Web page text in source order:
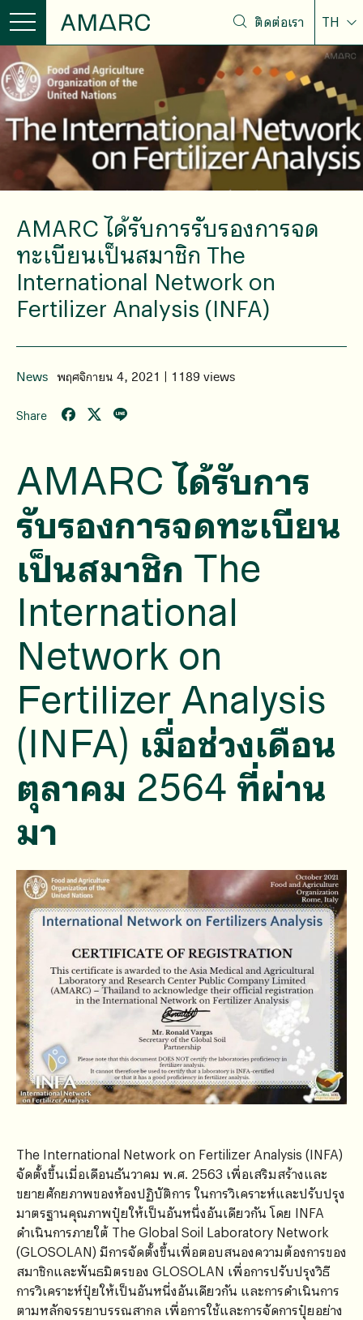
ติดต่อเรา TH
AMARC ได้รับการรับรองการจด
ทะเบียนเป็นสมาชิก The
International Network on
Fertilizer Analysis (INFA)
News พฤศจิกายน 4, 2021 | 1189 views
Share
AMARC ได้รับการ
รับรองการจดทะเบียน
เป็นสมาชิก The
International
Network on
Fertilizer Analysis
(INFA) เมื่อช่วงเดือน
ตุลาคม 2564 ที่ผ่าน
มา
The International Network on Fertilizer Analysis (INFA)
จัดตั้งขึ้นเมื่อเดือนธันวาคม พ.ศ. 2563 เพื่อเสริมสร้างและ
ขยายศักยภาพของห้องปฏิบัติการ ในการวิเคราะห์และปรับปรุง
มาตรฐานคุณภาพปุ๋ยให้เป็นอันหนึ่งอันเดียวกัน โดย INFA
ดำเนินการภายใต้ The Global Soil Laboratory Network
(GLOSOLAN) มีการจัดตั้งขึ้นเพื่อตอบสนองความต้องการของ
สมาชิกและพันธมิตรของ GLOSOLAN เพื่อการปรับปรุงวิธี
การวิเคราะห์ปุ๋ยให้เป็นอันหนี่งอันเดียวกัน และการดำเนินการ
ตามหลักจรรยาบรรณสากล เพื่อการใช้และการจัดการปุ๋ยอย่าง